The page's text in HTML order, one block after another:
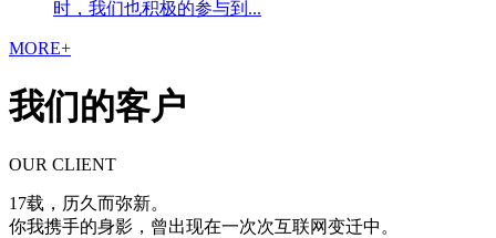
时，我们也积极的参与到...
MORE+
我们的客户
OUR CLIENT
17载，历久而弥新。
你我携手的身影，曾出现在一次次互联网变迁中。